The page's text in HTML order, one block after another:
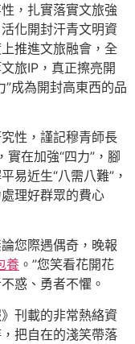
，扎實落實文旅強
化開封汗青文明資
推進文旅融會，全
旅IP，真正擦亮開
”成為開封高東西的品
性，謹記穆青師長
實在加強“四力”，腳
易近生“八需八難”，
理好群眾的費心
您際遇偶奇，晚報
養 。”您笑看花開花
惑、勇者不懼。
刊載的非常熱絡資
把自在的淺笑帶落